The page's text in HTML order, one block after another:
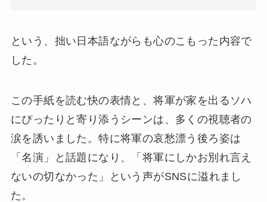
という、拙い日本語ながらも心のこもった内容で
した。
この手紙を読む快の表情と、将軍が家を出るソハ
にぴったりと寄り添うシーンは、多くの視聴者の
涙を誘いました。特に将軍の哀愁漂う後ろ姿は
「名演」と話題になり、「将軍にしかお別れ言え
ないの切なかった」という声がSNSに溢れまし
た。